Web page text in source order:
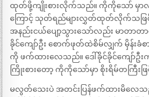
ထုတ်ဖို့ကျိုးစားလိုက်သည်။ ကိုကိုသော် မှာလ
ကြောင့် သုတ်ရည်များလွှတ်ထုတ်လိုက်သဖြ
အနည်းငယ်ပျော့သွားသော်လည်း မာတာတ
ခိုင်ကျော်ဦး စောက်ဖုတ်ထဲစိမ်လျှက် မှိန်းခံစာ
ကို ဖက်ထားလေသည်။ ဒေါ်ခိုင်ခိုင်ကျော်
ကြိုးစားတော့ ကိုကိုသော်မှာ စိုးရိမ်တကြီးဖြ
မလွတ်သေးပဲ အတင်းပြန်ဖက်ထားမိလေ